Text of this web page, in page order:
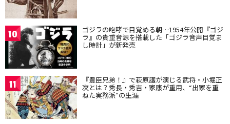
10 ゴジラの咆哮で目覚める朝…1954年公開『ゴジ
ラ』の貴重音源を搭載した「ゴジラ音声目覚ま
し時計」が新発売
11 『豊臣兄弟！』で萩原護が演じる武将・小堀正
次とは？秀長・秀吉・家康が重用、“出家を重
ねた実務派”の生涯